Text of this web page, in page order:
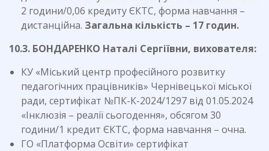
2 години/0,06 кредиту ЄКТС, форма навчання –
дистанційна. Загальна кількість – 17 годин.
10.3. БОНДАРЕНКО Наталі Сергіївни, вихователя:
КУ «Міський центр професійного розвитку
педагогічних працівників» Чернівецької міської
ради, сертифікат №ПК-К-2024/1297 від 01.05.2024
«Інклюзія – реалії сьогодення», обсягом 30
години/1 кредит ЄКТС, форма навчання – очна.
ГО «Платформа Освіти» сертифікат